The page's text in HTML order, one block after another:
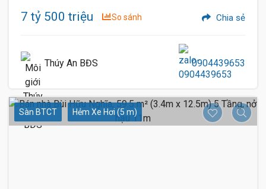
7 tỷ 500 triệu So sánh Chia sẻ
Thúy An BĐS 0904439653
Sàn BTCT Hẻm Xe Hơi (5 m)